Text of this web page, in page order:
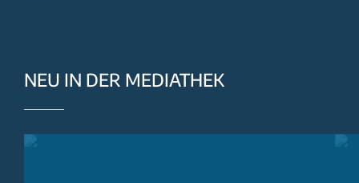
NEU IN DER MEDIATHEK